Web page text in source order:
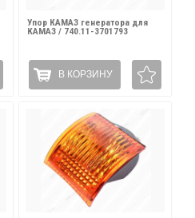
Упор КАМАЗ генератора для
КАМАЗ / 740.11-3701793
В КОРЗИНУ